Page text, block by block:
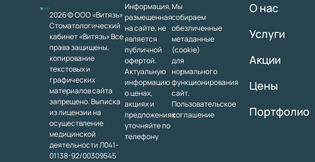
2026 © ООО «Витязь»
Стоматологический
кабинет «Витязь» Все
права защищены,
копирование
текстовых и
графических
материалов сайта
запрещено. Выписка
из лицензии на
осуществление
медицинской
деятельности Л041-
01138-92/00309545
Информация,
размещенная
на сайте, не
является
публичной
офертой.
Актуальную
информацию
о ценах,
акциях и
предложениях
уточняйте по
телефону
Мы
собираем
обезличенные
метаданные
(cookie)
для
нормального
функционирования
сайт.
Пользовательское
соглашение
О нас
Услуги
Акции
Цены
Портфолио